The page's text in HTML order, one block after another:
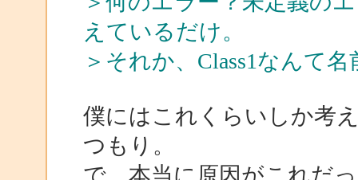
えているだけ。
＞それか、Class1なんて
僕にはこれくらいしか考
つもり。
で、本当に原因がこれだ